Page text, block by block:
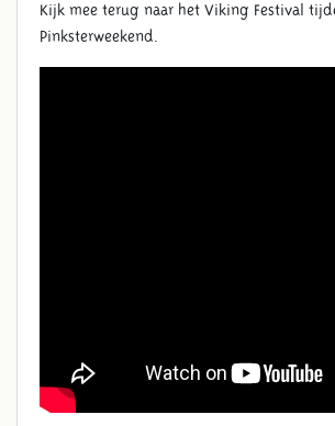
Kijk mee terug naar het Viking Festival
Pinksterweekend.